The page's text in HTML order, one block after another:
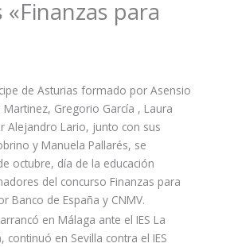
para
de Asturias formado por Asensio
Gregorio García , Laura
Alejandro Lario, junto con sus
y Manuela Pallarés, se
octubre, día de la educación
del concurso Finanzas para
Banco de España y CNMV.
en Málaga ante el IES La
continuó en Sevilla contra el IES